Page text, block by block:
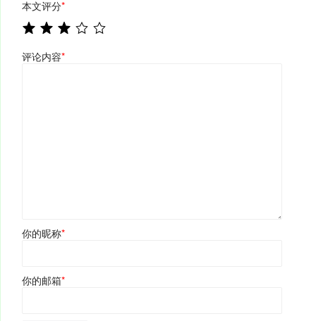
本文评分*
评论内容*
你的昵称*
你的邮箱*